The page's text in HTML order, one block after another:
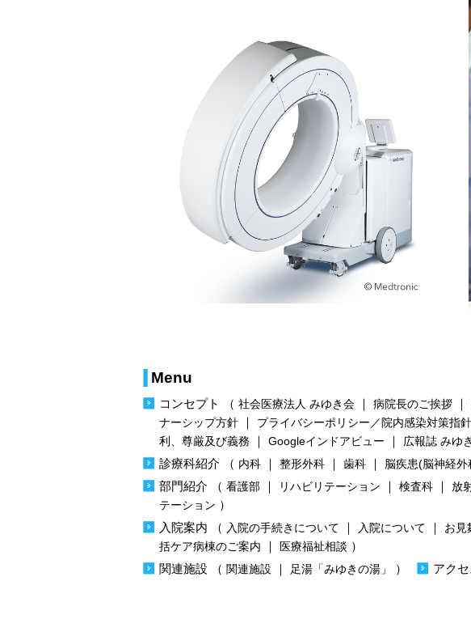
Menu
コンセプト （ 社会医療法人 みゆき会 ｜ 病院長のご挨拶 ｜
ナーシップ方針 ｜ プライバシーポリシー／院内感染対策指
利、尊厳及び義務
｜ Googleインドアビュー ｜ 広報誌 みゆ
診療科紹介 （ 内科 ｜ 整形外科 ｜ 歯科 ｜ 脳疾患(脳神経外
部門紹介 （ 看護部 ｜ リハビリテーション ｜ 検査科 ｜ 放
テーション ）
入院案内 （ 入院の手続きについて ｜ 入院について ｜ お見
括ケア病棟のご案内
｜ 医療福祉相談 ）
関連施設 （ 関連施設 ｜ 足湯「みゆきの湯」 ） アクセ